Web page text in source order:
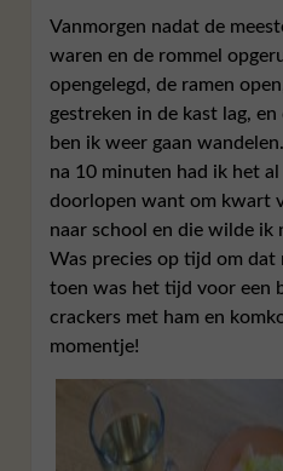
Vanmorgen nadat de
waren en de rommel
opengelegd, de ramen
gestreken in de kast lag,
ben ik weer gaan
na 10 minuten had ik het
doorlopen want om kwart
naar school en die wilde ik
Was precies op tijd om dat
toen was het tijd voor een
crackers met ham en
momentje!